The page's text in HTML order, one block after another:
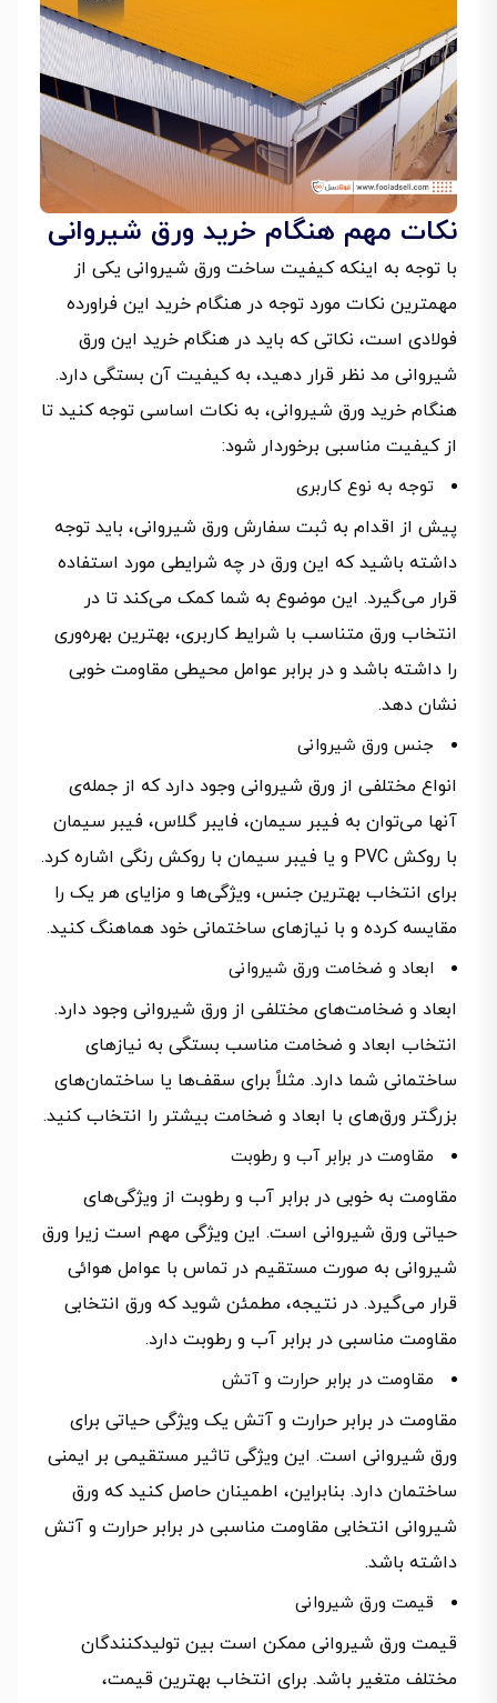
نکات مهم هنگام خرید ورق شیروانی
با توجه به اینکه کیفیت ساخت ورق شیروانی یکی از
مهمترین نکات مورد توجه در هنگام خرید این فراورده
فولادی است، نکاتی که باید در هنگام خرید این ورق
شیروانی مد نظر قرار دهید، به کیفیت آن بستگی دارد.
هنگام خرید ورق شیروانی، به نکات اساسی توجه کنید تا
از کیفیت مناسبی برخوردار شود:
توجه به نوع کاربری
پیش از اقدام به ثبت سفارش ورق شیروانی، باید توجه
داشته باشید که این ورق در چه شرایطی مورد استفاده
قرار می‌گیرد. این موضوع به شما کمک می‌کند تا در
انتخاب ورق متناسب با شرایط کاربری، بهترین بهره‌وری
را داشته باشد و در برابر عوامل محیطی مقاومت خوبی
نشان دهد.
جنس ورق شیروانی
انواع مختلفی از ورق شیروانی وجود دارد که از جمله‌ی
آنها می‌توان به فیبر سیمان، فایبر گلاس، فیبر سیمان
با روکش PVC و یا فیبر سیمان با روکش رنگی اشاره کرد.
برای انتخاب بهترین جنس، ویژگی‌ها و مزایای هر یک را
مقایسه کرده و با نیازهای ساختمانی خود هماهنگ کنید.
ابعاد و ضخامت ورق شیروانی
ابعاد و ضخامت‌های مختلفی از ورق شیروانی وجود دارد.
انتخاب ابعاد و ضخامت مناسب بستگی به نیازهای
ساختمانی شما دارد. مثلاً برای سقف‌ها یا ساختمان‌های
بزرگتر ورق‌های با ابعاد و ضخامت بیشتر را انتخاب کنید.
مقاومت در برابر آب و رطوبت
مقاومت به خوبی در برابر آب و رطوبت از ویژگی‌های
حیاتی ورق شیروانی است. این ویژگی مهم است زیرا ورق
شیروانی به صورت مستقیم در تماس با عوامل هوائی
قرار می‌گیرد. در نتیجه، مطمئن شوید که ورق انتخابی
مقاومت مناسبی در برابر آب و رطوبت دارد.
مقاومت در برابر حرارت و آتش
مقاومت در برابر حرارت و آتش یک ویژگی حیاتی برای
ورق شیروانی است. این ویژگی تاثیر مستقیمی بر ایمنی
ساختمان دارد. بنابراین، اطمینان حاصل کنید که ورق
شیروانی انتخابی مقاومت مناسبی در برابر حرارت و آتش
داشته باشد.
قیمت ورق شیروانی
قیمت ورق شیروانی ممکن است بین تولیدکنندگان
مختلف متغیر باشد. برای انتخاب بهترین قیمت،